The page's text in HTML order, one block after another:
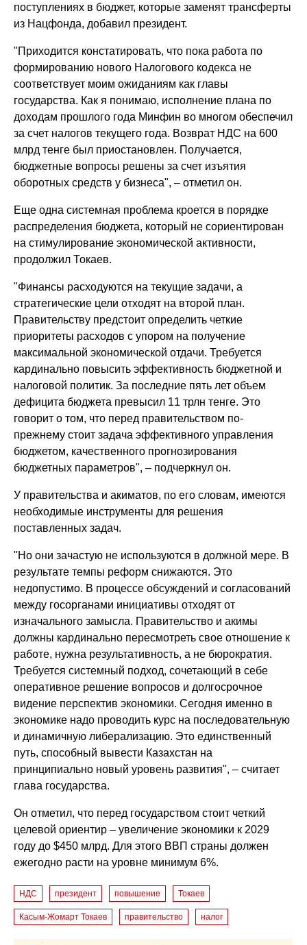
поступлениях в бюджет, которые заменят трансферты
из Нацфонда, добавил президент.
"Приходится констатировать, что пока работа по
формированию нового Налогового кодекса не
соответствует моим ожиданиям как главы
государства. Как я понимаю, исполнение плана по
доходам прошлого года Минфин во многом обеспечил
за счет налогов текущего года. Возврат НДС на 600
млрд тенге был приостановлен. Получается,
бюджетные вопросы решены за счет изъятия
оборотных средств у бизнеса", – отметил он.
Еще одна системная проблема кроется в порядке
распределения бюджета, который не сориентирован
на стимулирование экономической активности,
продолжил Токаев.
"Финансы расходуются на текущие задачи, а
стратегические цели отходят на второй план.
Правительству предстоит определить четкие
приоритеты расходов с упором на получение
максимальной экономической отдачи. Требуется
кардинально повысить эффективность бюджетной и
налоговой политик. За последние пять лет объем
дефицита бюджета превысил 11 трлн тенге. Это
говорит о том, что перед правительством по-
прежнему стоит задача эффективного управления
бюджетом, качественного прогнозирования
бюджетных параметров", – подчеркнул он.
У правительства и акиматов, по его словам, имеются
необходимые инструменты для решения
поставленных задач.
"Но они зачастую не используются в должной мере. В
результате темпы реформ снижаются. Это
недопустимо. В процессе обсуждений и согласований
между госорганами инициативы отходят от
изначального замысла. Правительство и акимы
должны кардинально пересмотреть свое отношение к
работе, нужна результативность, а не бюрократия.
Требуется системный подход, сочетающий в себе
оперативное решение вопросов и долгосрочное
видение перспектив экономики. Сегодня именно в
экономике надо проводить курс на последовательную
и динамичную либерализацию. Это единственный
путь, способный вывести Казахстан на
принципиально новый уровень развития", – считает
глава государства.
Он отметил, что перед государством стоит четкий
целевой ориентир – увеличение экономики к 2029
году до $450 млрд. Для этого ВВП страны должен
ежегодно расти на уровне минимум 6%.
НДС президент повышение Токаев
Касым-Жомарт Токаев правительство налог